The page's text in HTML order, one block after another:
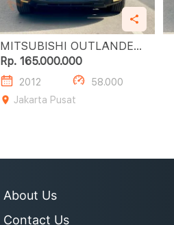
MITSUBISHI OUTLANDER
SPORT 2.0L PX
Rp. 165.000.000
2012
58.000
Jakarta Pusat
About Us
Contact Us